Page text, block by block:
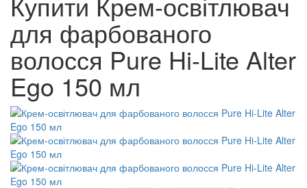
для фарбованого
волосся Pure Hi-Lite Alter
Ego 150 мл